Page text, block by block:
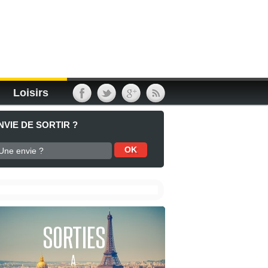
Loisirs
DE SORTIR ?